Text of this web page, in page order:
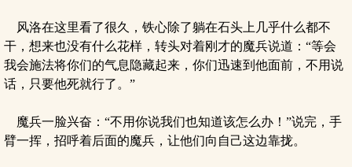
风洛在这里看了很久，铁心除了躺在石头上几乎什么都不
干，想来也没有什么花样，转头对着刚才的魔兵说道：“等会
我会施法将你们的气息隐藏起来，你们迅速到他面前，不用说
话，只要他死就行了。”
魔兵一脸兴奋：“不用你说我们也知道该怎么办！”说完，手
臂一挥，招呼着后面的魔兵，让他们向自己这边靠拢。